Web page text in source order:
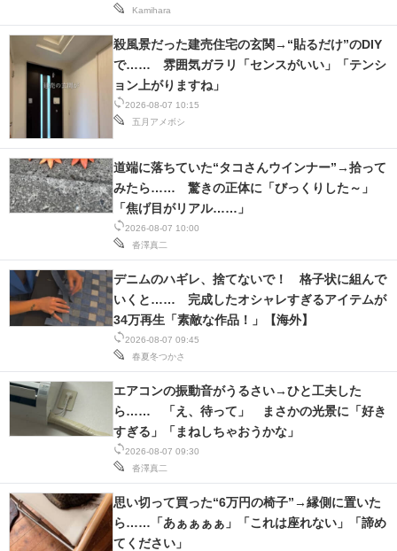
Kamihara
2026-08-07 10:15
五月アメボシ
殺風景だった建売住宅の玄関→“貼るだけ”のDIY
で…… 雰囲気ガラリ「センスがいい」「テンシ
ョン上がりますね」
2026-08-07 10:00
沓澤真二
道端に落ちていた“タコさんウインナー”→拾って
みたら…… 驚きの正体に「びっくりした～」
「焦げ目がリアル……」
2026-08-07 09:45
春夏冬つかさ
デニムのハギレ、捨てないで！ 格子状に組んで
いくと…… 完成したオシャレすぎるアイテムが
34万再生「素敵な作品！」【海外】
2026-08-07 09:30
沓澤真二
エアコンの振動音がうるさい→ひと工夫した
ら…… 「え、待って」 まさかの光景に「好き
すぎる」「まねしちゃおうかな」
思い切って買った“6万円の椅子”→縁側に置いた
ら……「あぁぁぁぁ」「これは座れない」「諦め
てください」